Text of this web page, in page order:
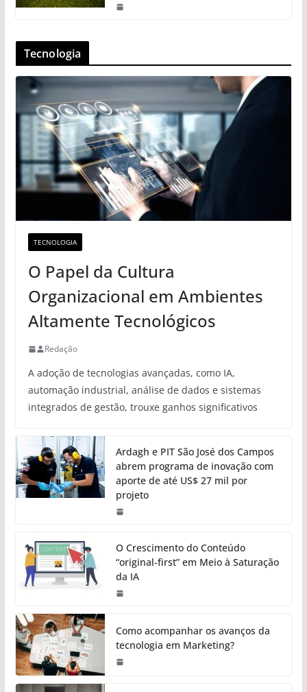
Tecnologia
TECNOLOGIA
O Papel da Cultura
Organizacional em Ambientes
Altamente Tecnológicos
Redação
A adoção de tecnologias avançadas, como IA,
automação industrial, análise de dados e sistemas
integrados de gestão, trouxe ganhos significativos
Ardagh e PIT São José dos Campos
abrem programa de inovação com
aporte de até US$ 27 mil por
projeto
O Crescimento do Conteúdo
“original-first” em Meio à Saturação
da IA
Como acompanhar os avanços da
tecnologia em Marketing?